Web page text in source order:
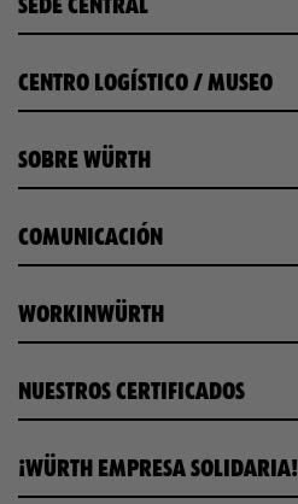
SEDE CENTRAL
CENTRO LOGÍSTICO / MUSEO
SOBRE WÜRTH
COMUNICACIÓN
WORKINWÜRTH
NUESTROS CERTIFICADOS
¡WÜRTH EMPRESA SOLIDARIA!